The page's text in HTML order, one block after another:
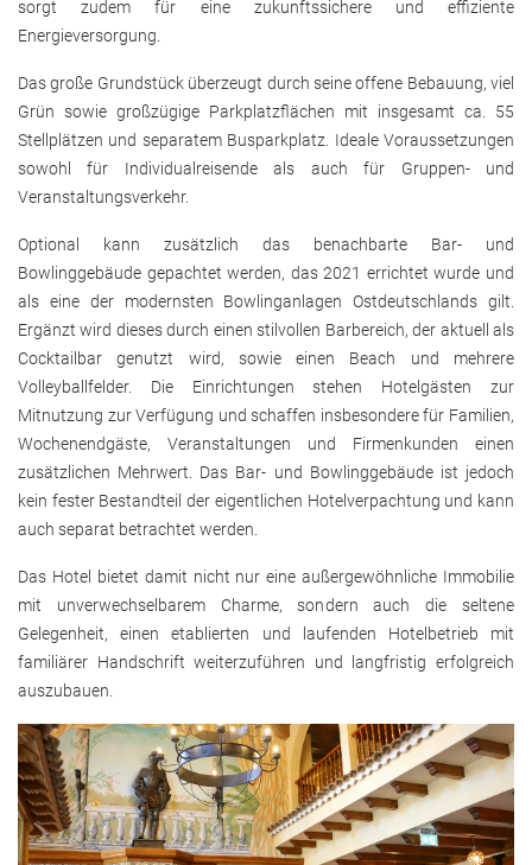
sorgt zudem für eine zukunftssichere und effiziente
Energieversorgung.
Das große Grundstück überzeugt durch seine offene Bebauung, viel
Grün sowie großzügige Parkplatzflächen mit insgesamt ca. 55
Stellplätzen und separatem Busparkplatz. Ideale Voraussetzungen
sowohl für Individualreisende als auch für Gruppen- und
Veranstaltungsverkehr.
Optional kann zusätzlich das benachbarte Bar- und
Bowlinggebäude gepachtet werden, das 2021 errichtet wurde und
als eine der modernsten Bowlinganlagen Ostdeutschlands gilt.
Ergänzt wird dieses durch einen stilvollen Barbereich, der aktuell als
Cocktailbar genutzt wird, sowie einen Beach und mehrere
Volleyballfelder. Die Einrichtungen stehen Hotelgästen zur
Mitnutzung zur Verfügung und schaffen insbesondere für Familien,
Wochenendgäste, Veranstaltungen und Firmenkunden einen
zusätzlichen Mehrwert. Das Bar- und Bowlinggebäude ist jedoch
kein fester Bestandteil der eigentlichen Hotelverpachtung und kann
auch separat betrachtet werden.
Das Hotel bietet damit nicht nur eine außergewöhnliche Immobilie
mit unverwechselbarem Charme, sondern auch die seltene
Gelegenheit, einen etablierten und laufenden Hotelbetrieb mit
familiärer Handschrift weiterzuführen und langfristig erfolgreich
auszubauen.